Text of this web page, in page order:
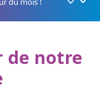
de notre